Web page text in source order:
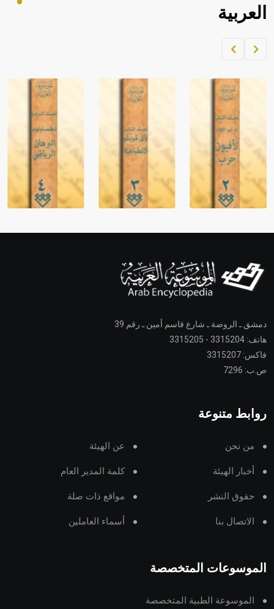
العربية
دمشق ـ الروضة ـ شارع قاسم أمين ـ رقم 39
هاتف: 3315204 - 3315205
فاكس: 3315207
ص.ب: 7296
روابط متنوعة
من نحن عن الهيئة
أخبار الهيئة كلمة المدير العام
حقوق النشر مواقع ذات صلة
الاتصال بنا أسماء العاملين
الموسوعات المتخصصة
الموسوعة الطبية المتخصصة